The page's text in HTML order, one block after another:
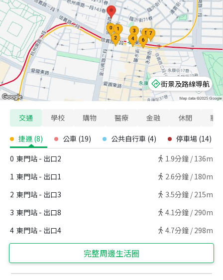
街景及路線導航
交通 學校 購物 醫療 金融 休閒 寵
捷運 (8) 公車 (19) 公共自行車 (4) 停車場 (14)
0 東門站 - 出口2 1.9分鐘 / 136m
1 東門站 - 出口1 2.6分鐘 / 180m
2 東門站 - 出口3 3.5分鐘 / 215m
3 東門站 - 出口8 4.1分鐘 / 290m
4 東門站 - 出口4 4.7分鐘 / 298m
完整周邊生活圈